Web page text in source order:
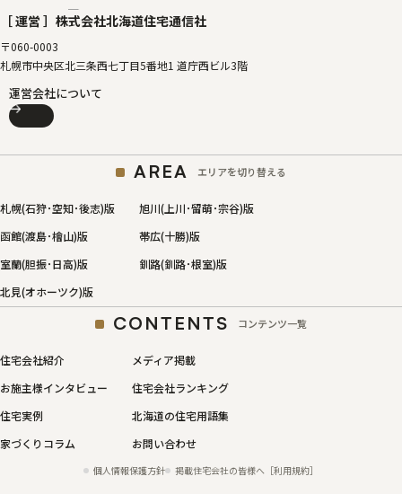
［ 運営 ］ 株式会社北海道住宅通信社
〒060-0003
札幌市中央区北三条西七丁目5番地1 道庁西ビル3階
運営会社について
AREA エリアを切り替える
札幌(石狩･空知･後志)版
旭川(上川･留萌･宗谷)版
函館(渡島･檜山)版
帯広(十勝)版
室蘭(胆振･日高)版
釧路(釧路･根室)版
北見(オホーツク)版
CONTENTS コンテンツ一覧
住宅会社紹介
メディア掲載
お施主様インタビュー
住宅会社ランキング
住宅実例
北海道の住宅用語集
家づくりコラム
お問い合わせ
個人情報保護方針 掲載住宅会社の皆様へ［利用規約］